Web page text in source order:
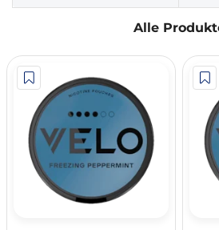
Alle